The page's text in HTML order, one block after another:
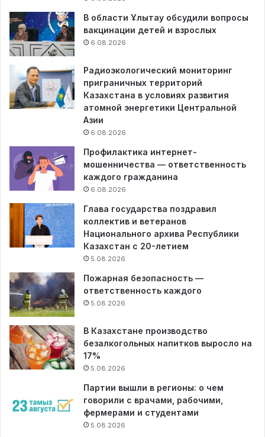
В области Ұлытау обсудили вопросы
вакцинации детей и взрослых
6.08.2026
Радиоэкологический мониторинг
приграничных территорий
Казахстана в условиях развития
атомной энергетики Центральной
Азии
6.08.2026
Профилактика интернет-
мошенничества — ответственность
каждого гражданина
6.08.2026
Глава государства поздравил
коллектив и ветеранов
Национального архива Республики
Казахстан с 20-летием
5.08.2026
Пожарная безопасность —
ответственность каждого
5.08.2026
В Казахстане производство
безалкогольных напитков выросло на
17%
5.08.2026
Партии вышли в регионы: о чем
говорили с врачами, рабочими,
фермерами и студентами
5.08.2026